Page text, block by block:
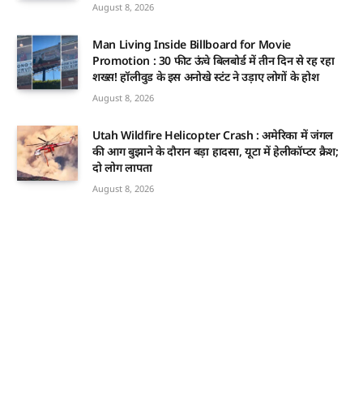
August 8, 2026
Man Living Inside Billboard for Movie
Promotion : 30 फीट ऊंचे बिलबोर्ड में तीन दिन से रह रहा
शख्स! हॉलीवुड के इस अनोखे स्टंट ने उड़ाए लोगों के होश
August 8, 2026
Utah Wildfire Helicopter Crash : अमेरिका में जंगल
की आग बुझाने के दौरान बड़ा हादसा, यूटा में हेलीकॉप्टर क्रैश;
दो लोग लापता
August 8, 2026